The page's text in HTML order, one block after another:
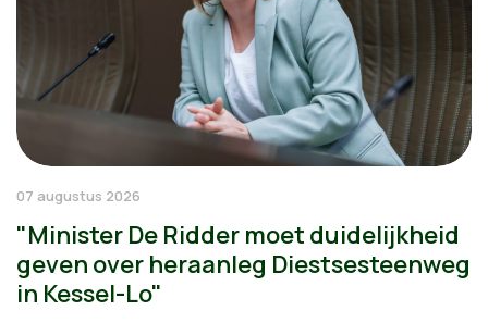
07 augustus 2026
"Minister De Ridder moet duidelijkheid
geven over heraanleg Diestsesteenweg
in Kessel-Lo"